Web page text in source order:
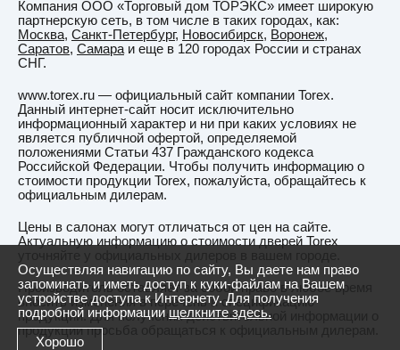
Компания ООО «Торговый дом ТОРЭКС» имеет широкую
партнерскую сеть, в том числе в таких городах, как:
Москва, Санкт-Петербург, Новосибирск, Воронеж,
Саратов, Самараи еще в 120 городах России и странах
СНГ.
www.torex.ru — официальный сайт компании Torex.
Данный интернет-сайт носит исключительно
информационный характер и ни при каких условиях не
является публичной офертой, определяемой
положениями Статьи 437 Гражданского кодекса
Российской Федерации. Чтобы получить информацию о
стоимости продукции Torex, пожалуйста, обращайтесь к
официальным дилерам.
Цены в салонах могут отличаться от цен на сайте.
Актуальную информацию о стоимости дверей Torex
Производитель оставляет за собой право в любое время
вносить изменения в перечень и спецификацию
продукции. Для получения действительной информации о
продукции просьба обращаться к официальным дилерам.
Осуществляя навигацию по сайту, Вы даете нам право
запоминать и иметь доступ к куки-файлам на Вашем
устройстве доступа к Интернету. Для получения
подробной информации щелкните здесь.
Хорошо